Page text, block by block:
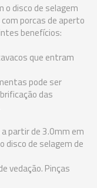
ER-20 -
20 -
20 -
20 -
o disco de selagem
porcas de aperto
benefícios:
que entram
pode ser
das
partir de 3.0mm em
disco de selagem de
vedação. Pinças